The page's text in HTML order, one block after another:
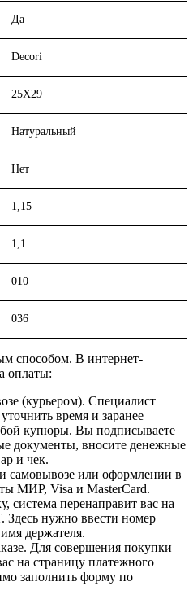
Да
Decori
25X29
Натуральный
Нет
1,15
1,1
010
036
способом. В интернет-
оплаты:
(курьером). Специалист
время и заранее
купюры. Вы подписываете
документы, вносите денежные
и чек.
самовывозе или оформлении в
МИР, Visa и MasterCard.
система перенаправит вас на
Здесь нужно ввести номер
держателя.
Для совершения покупки
на страницу платежного
заполнить форму по